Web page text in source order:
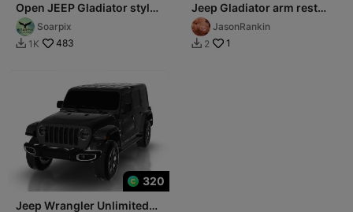
Open JEEP Gladiator style
- fully printable
Soarpix
 1K 483
Jeep Gladiator arm rest
(not mine) dirkpiggler
JasonRankin
 2 1
320
Jeep Wrangler Unlimited